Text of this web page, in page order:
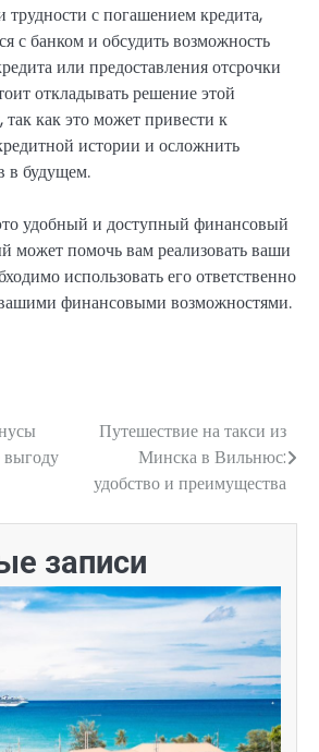
трудности с погашением кредита,
с банком и обсудить возможность
или предоставления отсрочки
откладывать решение этой
как это может привести к
истории и осложнить
в будущем.
удобный и доступный финансовый
может помочь вам реализовать ваши
использовать его ответственно
финансовыми возможностями.
выгоду
Путешествие на такси из
Минска в Вильнюс:
удобство и преимущества
записи